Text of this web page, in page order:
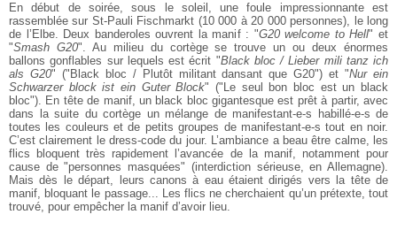
En début de soirée, sous le soleil, une foule impressionnante est
rassemblée sur St-Pauli Fischmarkt (10 000 à 20 000 personnes), le long
de l’Elbe. Deux banderoles ouvrent la manif : "G20 welcome to Hell" et
"Smash G20". Au milieu du cortège se trouve un ou deux énormes
ballons gonflables sur lequels est écrit "Black bloc / Lieber mili tanz ich
als G20" ("Black bloc / Plutôt militant dansant que G20") et "Nur ein
Schwarzer block ist ein Guter Block" ("Le seul bon bloc est un black
bloc"). En tête de manif, un black bloc gigantesque est prêt à partir, avec
dans la suite du cortège un mélange de manifestant-e-s habillé-e-s de
toutes les couleurs et de petits groupes de manifestant-e-s tout en noir.
C’est clairement le dress-code du jour. L’ambiance a beau être calme, les
flics bloquent très rapidement l’avancée de la manif, notamment pour
cause de "personnes masquées" (interdiction sérieuse, en Allemagne).
Mais dès le départ, leurs canons à eau étaient dirigés vers la tête de
manif, bloquant le passage... Les flics ne cherchaient qu’un prétexte, tout
trouvé, pour empêcher la manif d’avoir lieu.